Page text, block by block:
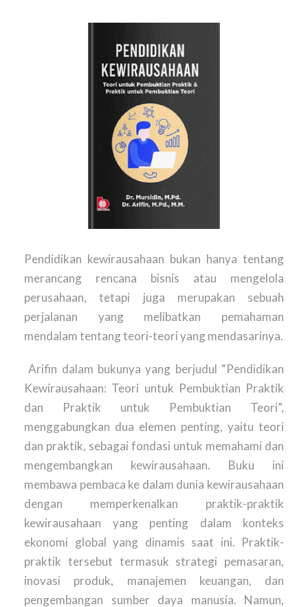
Pendidikan kewirausahaan bukan hanya tentang
merancang rencana bisnis atau mengelola
perusahaan, tetapi juga merupakan sebuah
perjalanan yang melibatkan pemahaman
mendalam tentang teori-teori yang mendasarinya.
Arifin dalam bukunya yang berjudul “Pendidikan
Kewirausahaan: Teori untuk Pembuktian Praktik
dan Praktik untuk Pembuktian Teori”,
menggabungkan dua elemen penting, yaitu teori
dan praktik, sebagai fondasi untuk memahami dan
mengembangkan kewirausahaan. Buku ini
membawa pembaca ke dalam dunia kewirausahaan
dengan memperkenalkan praktik-praktik
kewirausahaan yang penting dalam konteks
ekonomi global yang dinamis saat ini. Praktik-
praktik tersebut termasuk strategi pemasaran,
inovasi produk, manajemen keuangan, dan
pengembangan sumber daya manusia. Namun,